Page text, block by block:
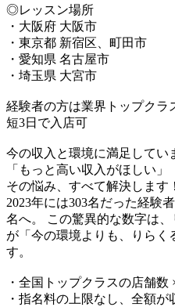
◎レッスン場所
・大阪府 大阪市
・東京都 新宿区、町田市
・愛知県 名古屋市
・埼玉県 大宮市
経験者の方は業界トップクラ
短3日で入店可
今の収入と環境に満足してい
「もっと高い収入がほしい」
その悩み、すべて解決します！
2023年には303名だった経験
名へ。 この驚異的な数字は
が「今の環境よりも、りら
す。
・全国トップクラスの店舗数
・指名料の上限なし、全額